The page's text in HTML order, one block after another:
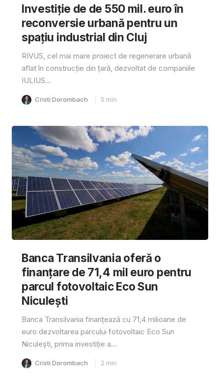
Investiție de de 550 mil. euro în
reconversie urbană pentru un
spațiu industrial din Cluj
RIVUS, cel mai mare proiect de regenerare urbană
aflat în construcție din țară, dezvoltat de companiile
IULIUS...
Cristi Dorombach 5 min
Banca Transilvania oferă o
finanțare de 71,4 mil euro pentru
parcul fotovoltaic Eco Sun
Niculești
Banca Transilvania finanțează cu 71,4 milioane de
euro dezvoltarea parcului fotovoltaic Eco Sun
Niculești, prima investiție a...
Cristi Dorombach 2 min